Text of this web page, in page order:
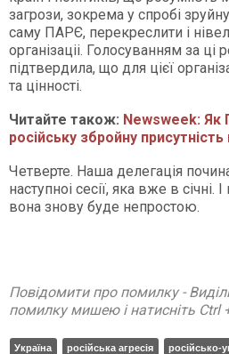
загрози, зокрема у спробі
саму ПАРЄ, перекреслити і
організаціі. Голосуванням за
підтвердила, що для цієї
та цінності.
Читайте також: Newsweek: Як
російську збройну присутність
Четверте. Наша делегація
наступноі сесії, яка вже в січні.
вона знову буде непростою.
Повідомити про помилку -
помилку мишею і натисніть Ctrl
Україна російська агресія російсько-